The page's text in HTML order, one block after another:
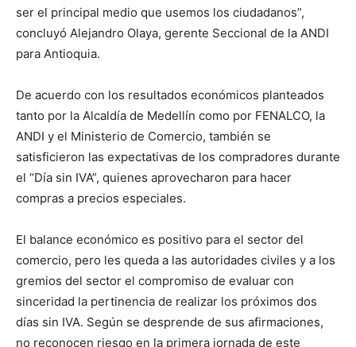
ser el principal medio que usemos los ciudadanos”,
concluyó Alejandro Olaya, gerente Seccional de la ANDI
para Antioquia.
De acuerdo con los resultados económicos planteados
tanto por la Alcaldía de Medellín como por FENALCO, la
ANDI y el Ministerio de Comercio, también se
satisficieron las expectativas de los compradores durante
el “Día sin IVA”, quienes aprovecharon para hacer
compras a precios especiales.
El balance económico es positivo para el sector del
comercio, pero les queda a las autoridades civiles y a los
gremios del sector el compromiso de evaluar con
sinceridad la pertinencia de realizar los próximos dos
días sin IVA. Según se desprende de sus afirmaciones,
no reconocen riesgo en la primera jornada de este